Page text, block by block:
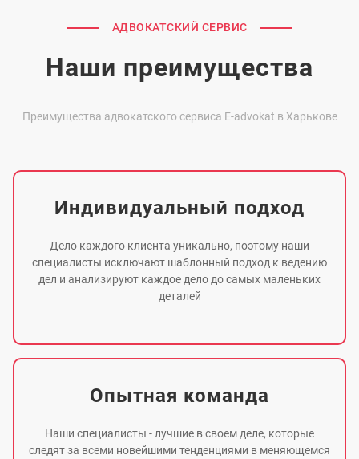
АДВОКАТСКИЙ СЕРВИС
Наши преимущества
Преимущества адвокатского сервиса E-advokat в Харькове
Индивидуальный подход
Дело каждого клиента уникально, поэтому наши
специалисты исключают шаблонный подход к ведению
дел и анализируют каждое дело до самых маленьких
деталей
Опытная команда
Наши специалисты - лучшие в своем деле, которые
следят за всеми новейшими тенденциями в меняющемся